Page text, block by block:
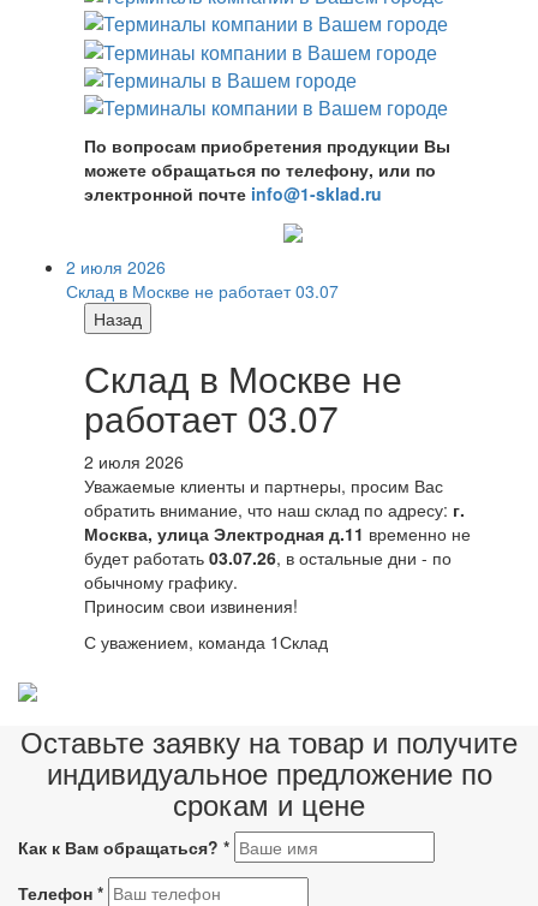
По вопросам приобретения продукции Вы
можете обращаться по телефону, или по
электронной почте info@1-sklad.ru
2 июля 2026
Склад в Москве не работает 03.07
Назад
Склад в Москве не
работает 03.07
2 июля 2026
Уважаемые клиенты и партнеры, просим Вас
обратить внимание, что наш склад по адресу: г.
Москва, улица Электродная д.11 временно не
будет работать 03.07.26, в остальные дни - по
обычному графику.
Приносим свои извинения!
С уважением, команда 1Склад
Оставьте заявку на товар и получите
индивидуальное предложение по
срокам и цене
Как к Вам обращаться? *
Телефон *